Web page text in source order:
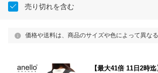
売り切れを含む
価格や送料は、商品のサイズや色によって異な
【最大41倍 11日2時